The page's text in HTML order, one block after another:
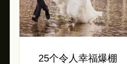
25个令人幸福爆棚